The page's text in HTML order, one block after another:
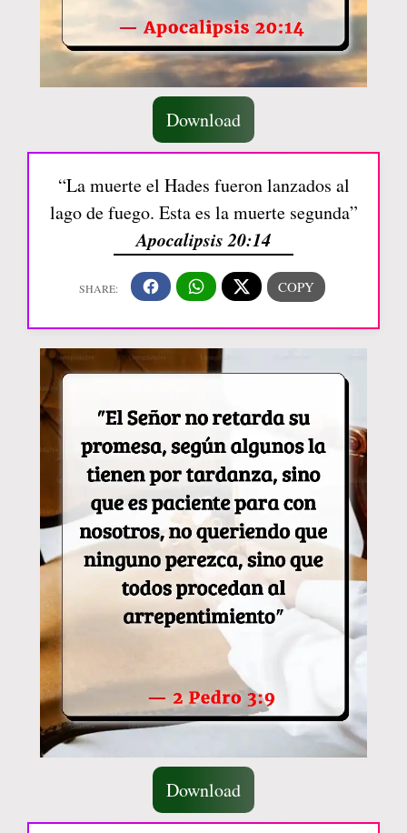
Download
“La muerte el Hades fueron lanzados al
lago de fuego. Esta es la muerte segunda”
Apocalipsis 20:14
Download